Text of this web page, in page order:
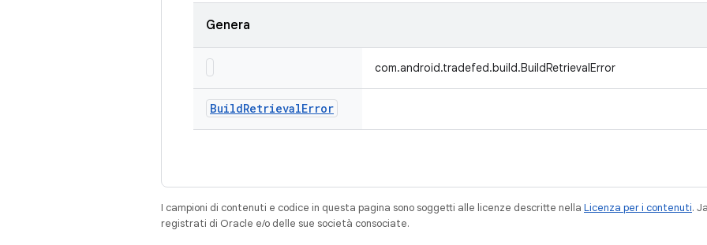
Genera
com.android.tradefed.build.BuildRetrievalError
BuildRetrievalError
I campioni di contenuti e codice in questa pagina sono soggetti alle licenze descritte nella Licenza per i contenuti.
registrati di Oracle e/o delle sue società consociate.